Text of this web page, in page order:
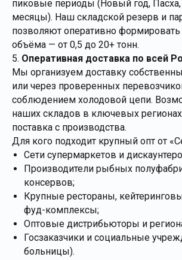
пиковые периоды (Новый год, Пасха,
месяцы). Наш складской резерв и
позволяют оперативно
объёма — от 0,5 до 20+ тонн.
5. Оперативная доставка по всей
Мы организуем доставку
или через проверенных
соблюдением холодовой цепи.
наших складов в ключевых
поставка с производства.
Для кого подходит крупный опт от
Сети супермаркетов и
Производители рыбных
консервов;
Крупные рестораны,
фуд-комплексы;
Оптовые дистрибьюторы и
Госзаказчики и социальные
больницы).